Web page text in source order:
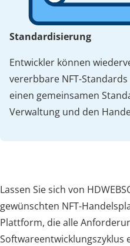
Standardisierung
Entwickler können
vererbbare NFT-
einen gemeinsamen
Verwaltung und den
Lassen Sie sich von
gewünschten NFT-
Plattform, die alle
Softwareentwicklungszyklus